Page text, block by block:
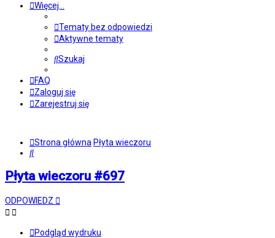
Więcej…
Tematy bez odpowiedzi
Aktywne tematy
Szukaj
FAQ
Zaloguj się
Zarejestruj się
Strona główna Płyta wieczoru
Szukaj
Płyta wieczoru #697
ODPOWIEDZ
Podgląd wydruku